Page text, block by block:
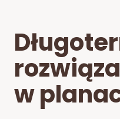
w